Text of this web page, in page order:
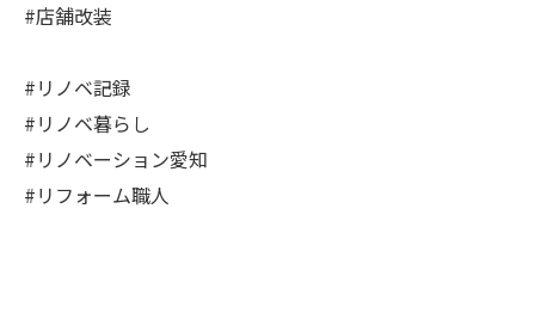
#店舗改装
#リノベ記録
#リノベ暮らし
#リノベーション愛知
#リフォーム職人